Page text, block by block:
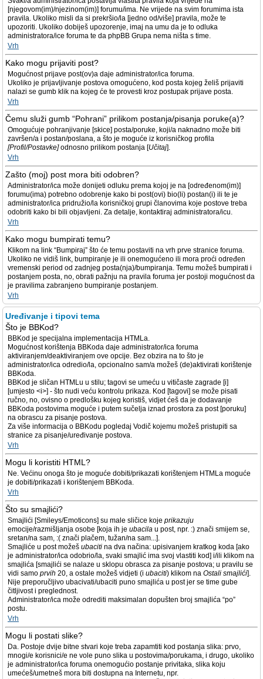
[njegovom(im)/njezinom(im)] forumu/ima. Ne vrijede na svim forumima ista
pravila. Ukoliko misli da si prekršio/la [jedno od/više] pravila, može te
upozoriti. Ukoliko dobiješ upozorenje, imaj na umu da je to odluka
administratora/ice foruma te da phpBB Grupa nema ništa s time.
Vrh
Kako mogu prijaviti post?
Mogućnost prijave post(ov)a daje administrator/ica foruma.
Ukoliko je prijavljivanje postova omogućeno, kod posta kojeg želiš prijaviti
nalazi se gumb klik na kojeg će te provesti kroz postupak prijave posta.
Vrh
Čemu služi gumb “Pohrani” prilikom postanja/pisanja poruke(a)?
Omogućuje pohranjivanje [skice] posta/poruke, koji/a naknadno može biti
završen/a i postan/poslana, a što je moguće iz korisničkog profila
[Profil/Postavke]odnosno prilikom postanja [Učitaj].
Vrh
Zašto (moj) post mora biti odobren?
Administrator/ica može donijeti odluku prema kojoj je na [određenom(im)]
forumu(ima) potrebno odobrenje kako bi post(ovi) bio(li) postan(i) ili te je
administrator/ica pridružio/la korisničkoj grupi članovima koje postove treba
odobriti kako bi bili objavljeni. Za detalje, kontaktiraj administratora/icu.
Vrh
Kako mogu bumpirati temu?
Klikom na link “Bumpiraj” što će temu postaviti na vrh prve stranice foruma.
Ukoliko ne vidiš link, bumpiranje je ili onemogućeno ili mora proći određen
vremenski period od zadnjeg posta(nja)/bumpiranja. Temu možeš bumpirati i
postanjem posta, no, obrati pažnju na pravila foruma jer postoji mogućnost da
je pravilima zabranjeno bumpiranje postanjem.
Vrh
Uređivanje i tipovi tema
Što je BBKod?
BBKod je specijalna implementacija HTMLa.
Mogućnost korištenja BBKoda daje administrator/ica foruma
aktiviranjem/deaktiviranjem ove opcije. Bez obzira na to što je
administrator/ica odredio/la, opcionalno sam/a možeš (de)aktivirati korištenje
BBKoda.
BBKod je sličan HTMLu u stilu; tagovi se umeću u vitičaste zagrade [i]
[umjesto <i>] - što nudi veću kontrolu prikaza. Kod [tagovi] se može pisati
ručno, no, ovisno o predlošku kojeg koristiš, vidjet ćeš da je dodavanje
BBKoda postovima moguće i putem sučelja iznad prostora za post [poruku]
na obrascu za pisanje postova.
Za više informacija o BBKodu pogledaj Vodič kojemu možeš pristupiti sa
stranice za pisanje/uređivanje postova.
Vrh
Mogu li koristiti HTML?
Ne. Većinu onoga što je moguće dobiti/prikazati korištenjem HTMLa moguće
je dobiti/prikazati i korištenjem BBKoda.
Vrh
Što su smajlići?
Smajlići [Smileys/Emoticons] su male sličice koje prikazuju
emocije/razmišljanja osobe [koja ih je ubacila u post, npr. :) znači smijem se,
sretan/na sam, :( znači plačem, tužan/na sam...].
Smajliće u post možeš ubaciti na dva načina: upisivanjem kratkog koda [ako
je administrator/ica odobrio/la, svaki smajlić ima svoj vlastiti kod] i/ili klikom na
smajlića [smajlići se nalaze u sklopu obrasca za pisanje postova; u pravilu se
vidi samo prvih 20, a ostale možeš vidjeti (i ubaciti) klikom na Ostali smajlići].
Nije preporučljivo ubacivati/ubaciti puno smajlića u post jer se time gube
čitljivost i preglednost.
Administrator/ica može odrediti maksimalan dopušten broj smajlića “po”
postu.
Vrh
Mogu li postati slike?
Da. Postoje dvije bitne stvari koje treba zapamtiti kod postanja slika: prvo,
mnogi/e korisnici/e ne vole puno slika u postovima/porukama, i drugo, ukoliko
je administrator/ica foruma onemogućio postanje privitaka, slika koju
umećeš/umetneš mora biti dostupna na Internetu, npr.